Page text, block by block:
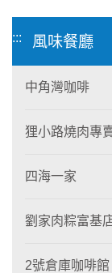
::: 風味餐廳
中角灣咖啡
狸小路燒肉專
四海一家
劉家肉粽富基
2號倉庫咖啡館